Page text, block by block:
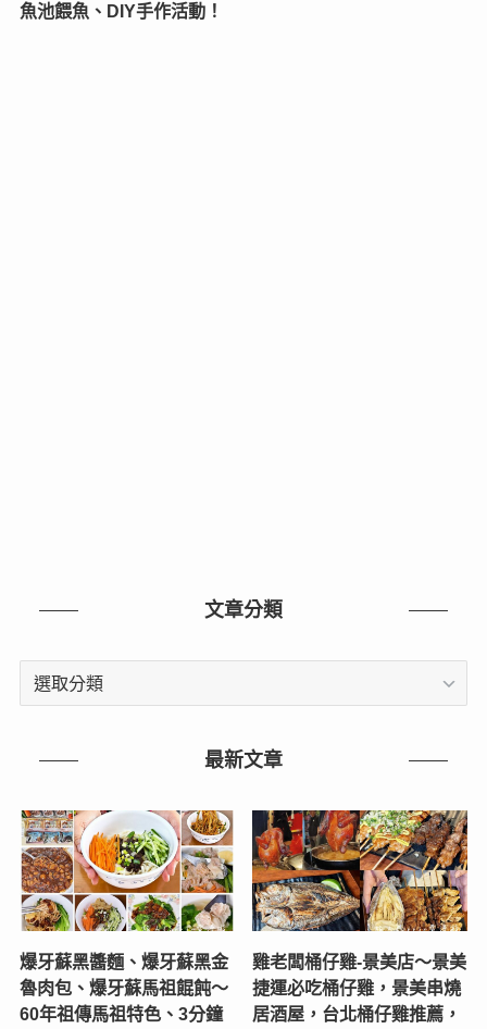
魚池餵魚、DIY手作活動！
文章分類
文
最新文章
爆牙蘇黑醬麵、爆牙蘇黑金
魯肉包、爆牙蘇馬祖餛飩～
60年祖傳馬祖特色、3分鐘
雞老闆桶仔雞-景美店〜景美
捷運必吃桶仔雞，景美串燒
居酒屋，台北桶仔雞推薦，